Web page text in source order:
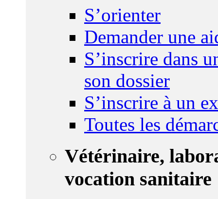
S’orienter
Demander une
S’inscrire dans
son dossier
S’inscrire à un
Toutes les
Vétérinaire,
vocation sanitaire